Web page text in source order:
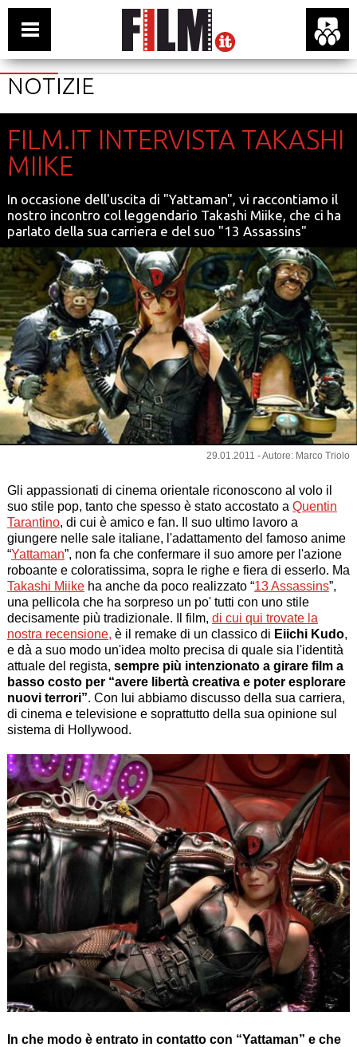
NOTIZIE
FILM.IT INTERVISTA TAKASHI
MIIKE
In occasione dell'uscita di "Yattaman", vi raccontiamo il
nostro incontro col leggendario Takashi Miike, che ci ha
parlato della sua carriera e del suo "13 Assassins"
29.01.2011 - Autore: Marco Triolo
Gli appassionati di cinema orientale riconoscono al volo il
suo stile pop, tanto che spesso è stato accostato a Quentin
Tarantino, di cui è amico e fan. Il suo ultimo lavoro a
giungere nelle sale italiane, l'adattamento del famoso anime
“Yattaman”, non fa che confermare il suo amore per l'azione
roboante e coloratissima, sopra le righe e fiera di esserlo. Ma
Takashi Miikeha anche da poco realizzato “13 Assassins”,
una pellicola che ha sorpreso un po' tutti con uno stile
decisamente più tradizionale. Il film, di cui qui trovate la
nostra recensione, è il remake di un classico di Eiichi Kudo,
e dà a suo modo un'idea molto precisa di quale sia l'identità
attuale del regista, sempre più intenzionato a girare film a
basso costo per “avere libertà creativa e poter esplorare
nuovi terrori”. Con lui abbiamo discusso della sua carriera,
di cinema e televisione e soprattutto della sua opinione sul
sistema di Hollywood.
In che modo è entrato in contatto con “Yattaman” e che